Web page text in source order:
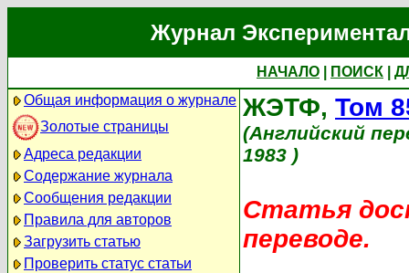
Журнал
НАЧАЛО ПОИСК
Общая информация о журнале
Золотые страницы
Адреса редакции
Содержание журнала
Сообщения редакции
Правила для авторов
Загрузить статью
Проверить статус статьи
ЖЭТФ, Том
(Английский
1983 )
Статья
переводе.